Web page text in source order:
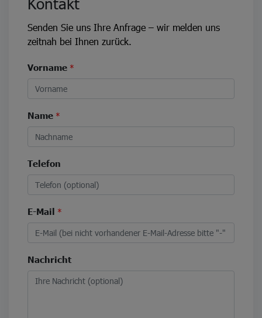
Senden Sie uns Ihre Anfrage – wir melden uns
zeitnah bei Ihnen zurück.
Vorname *
Name *
Telefon
E-Mail *
Nachricht